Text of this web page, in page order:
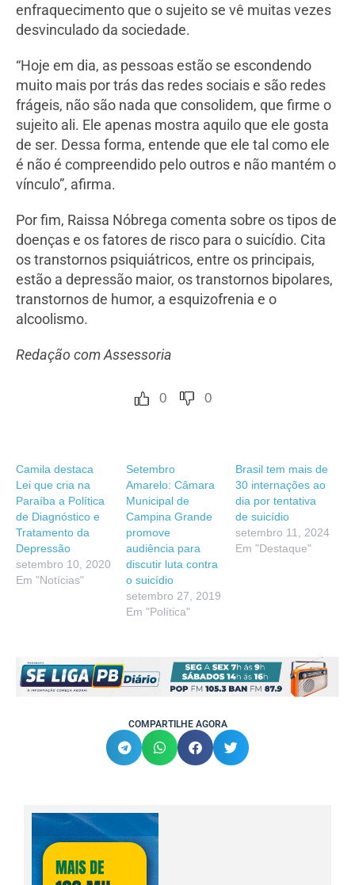
enfraquecimento que o sujeito se vê muitas vezes
desvinculado da sociedade.
“Hoje em dia, as pessoas estão se escondendo
muito mais por trás das redes sociais e são redes
frágeis, não são nada que consolidem, que firme o
sujeito ali. Ele apenas mostra aquilo que ele gosta
de ser. Dessa forma, entende que ele tal como ele
é não é compreendido pelo outros e não mantém o
vínculo”, afirma.
Por fim, Raissa Nóbrega comenta sobre os tipos de
doenças e os fatores de risco para o suicídio. Cita
os transtornos psiquiátricos, entre os principais,
estão a depressão maior, os transtornos bipolares,
transtornos de humor, a esquizofrenia e o
alcoolismo.
Redação com Assessoria
0 0
Camila destaca
Lei que cria na
Paraíba a Política
de Diagnóstico e
Tratamento da
Depressão
setembro 10, 2020
Em "Notícias"
Setembro
Amarelo: Câmara
Municipal de
Campina Grande
promove
audiência para
discutir luta contra
o suicídio
setembro 27, 2019
Em "Política"
Brasil tem mais de
30 internações ao
dia por tentativa
de suicídio
setembro 11, 2024
Em "Destaque"
COMPARTILHE AGORA